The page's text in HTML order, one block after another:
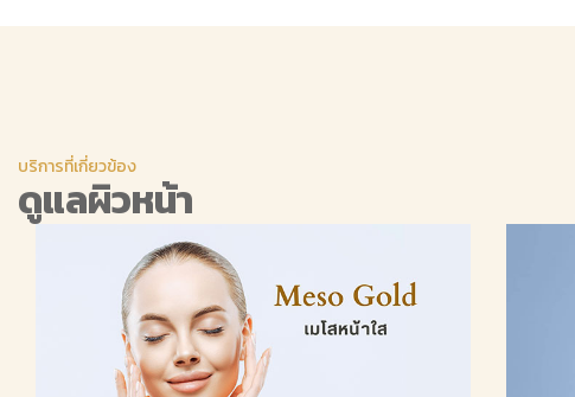
บริการที่เกี่ยวข้อง
ดูแลผิวหน้า